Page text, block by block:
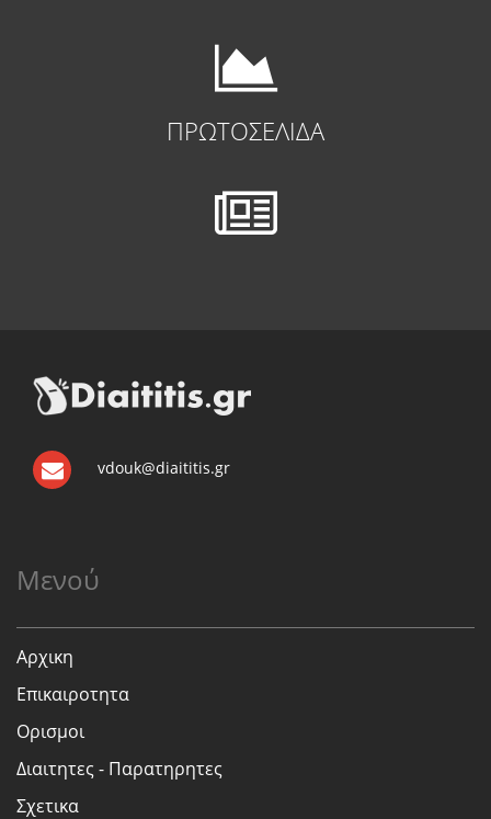
ΠΡΩΤΟΣΕΛΙΔΑ
vdouk@diaititis.gr
Μενού
Αρχικη
Επικαιροτητα
Ορισμοι
Διαιτητες - Παρατηρητες
Σχετικα